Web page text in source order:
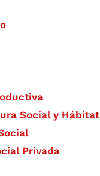
Social y Hábitat
Privada